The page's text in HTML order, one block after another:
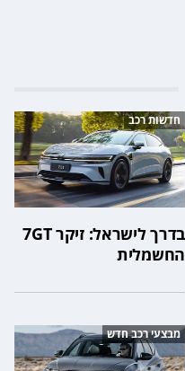
חדשות רכב
בדרך לישראל: זיקר 7GT
החשמלית
מבצעי רכב חדש